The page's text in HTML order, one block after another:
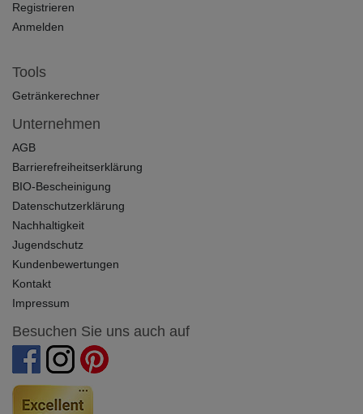
Registrieren
Anmelden
Tools
Getränkerechner
Unternehmen
AGB
Barrierefreiheitserklärung
BIO-Bescheinigung
Datenschutzerklärung
Nachhaltigkeit
Jugendschutz
Kundenbewertungen
Kontakt
Impressum
Besuchen Sie uns auch auf